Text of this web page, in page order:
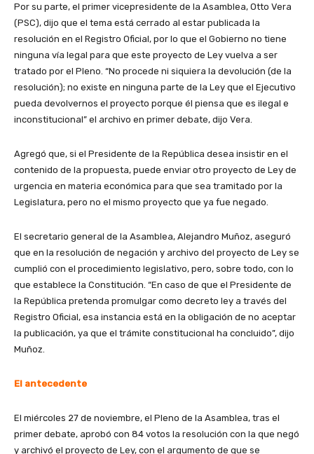
Por su parte, el primer vicepresidente de la Asamblea, Otto Vera
(PSC), dijo que el tema está cerrado al estar publicada la
resolución en el Registro Oficial, por lo que el Gobierno no tiene
ninguna vía legal para que este proyecto de Ley vuelva a ser
tratado por el Pleno. “No procede ni siquiera la devolución (de la
resolución); no existe en ninguna parte de la Ley que el Ejecutivo
pueda devolvernos el proyecto porque él piensa que es ilegal e
inconstitucional” el archivo en primer debate, dijo Vera.
Agregó que, si el Presidente de la República desea insistir en el
contenido de la propuesta, puede enviar otro proyecto de Ley de
urgencia en materia económica para que sea tramitado por la
Legislatura, pero no el mismo proyecto que ya fue negado.
El secretario general de la Asamblea, Alejandro Muñoz, aseguró
que en la resolución de negación y archivo del proyecto de Ley se
cumplió con el procedimiento legislativo, pero, sobre todo, con lo
que establece la Constitución. “En caso de que el Presidente de
la República pretenda promulgar como decreto ley a través del
Registro Oficial, esa instancia está en la obligación de no aceptar
la publicación, ya que el trámite constitucional ha concluido”, dijo
Muñoz.
El antecedente
El miércoles 27 de noviembre, el Pleno de la Asamblea, tras el
primer debate, aprobó con 84 votos la resolución con la que negó
y archivó el proyecto de Ley, con el argumento de que se